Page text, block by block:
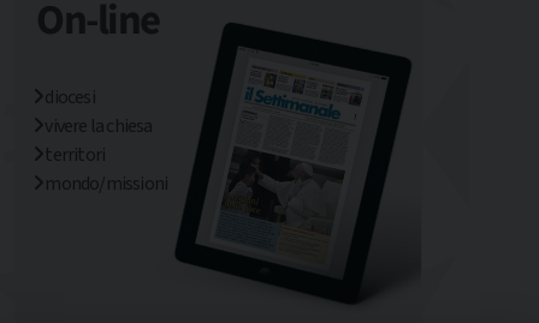
diocesi
vivere la chiesa
territori
mondo/missioni